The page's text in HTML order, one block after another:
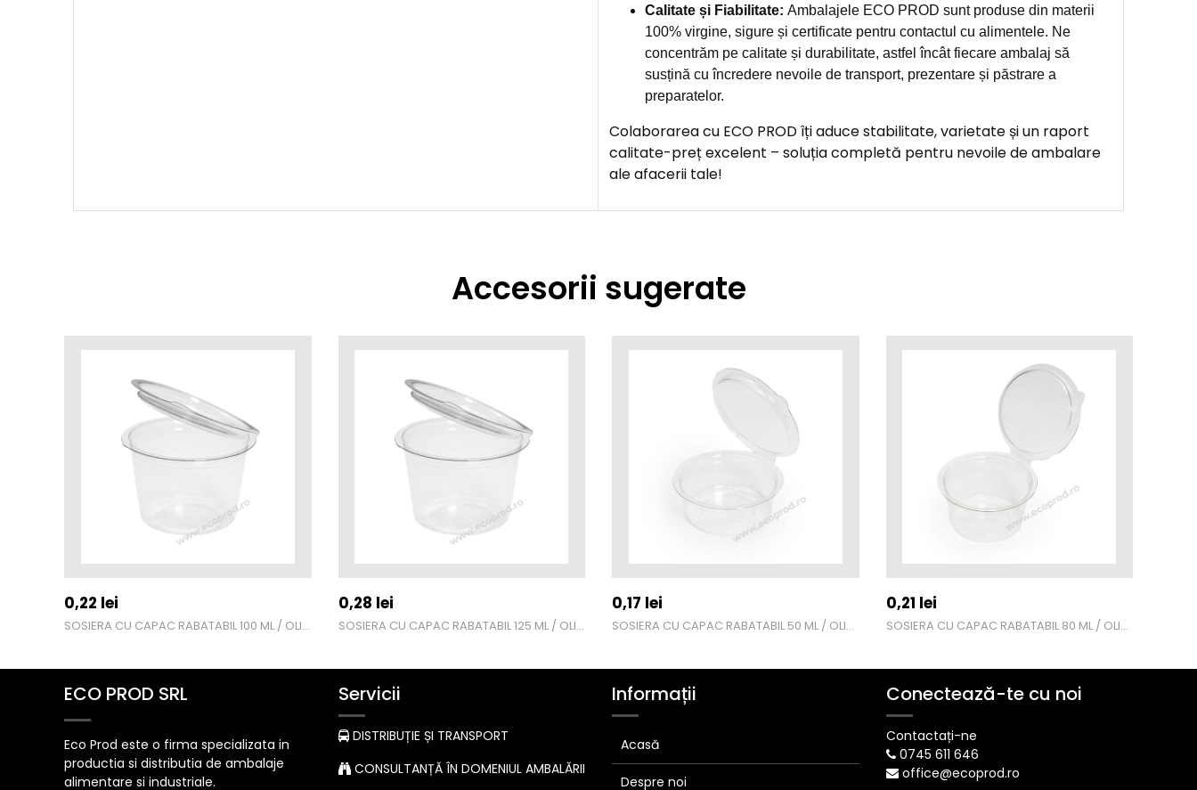
Calitate și Fiabilitate: Ambalajele ECO PROD sunt produse din materii
100% virgine, sigure și certificate pentru contactul cu alimentele. Ne
concentrăm pe calitate și durabilitate, astfel încât fiecare ambalaj să
susțină cu încredere nevoile de transport, prezentare și păstrare a
preparatelor.
Colaborarea cu ECO PROD îți aduce stabilitate, varietate și un raport
calitate-preț excelent – soluția completă pentru nevoile de ambalare
ale afacerii tale!
Accesorii sugerate
0,22 lei
SOSIERA CU CAPAC RABATABIL 100 ML / OLI100
0,28 lei
SOSIERA CU CAPAC RABATABIL 125 ML / OLI125
0,17 lei
SOSIERA CU CAPAC RABATABIL 50 ML / OLI50
0,21 lei
SOSIERA CU CAPAC RABATABIL 80 ML / OLI80
ECO PROD SRL
Eco Prod este o firma specializata in
productia si distributia de ambalaje
alimentare si industriale.
Servicii
DISTRIBUȚIE ȘI TRANSPORT
CONSULTANȚĂ ÎN DOMENIUL AMBALĂRII
Informații
Acasă
Despre noi
Conectează-te cu noi
Contactați-ne
0745 611 646
office@ecoprod.ro